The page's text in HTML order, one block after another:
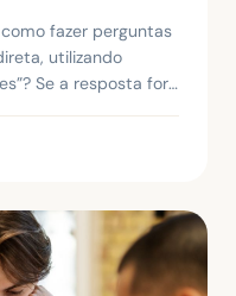
fazer perguntas
utilizando
Se a resposta for